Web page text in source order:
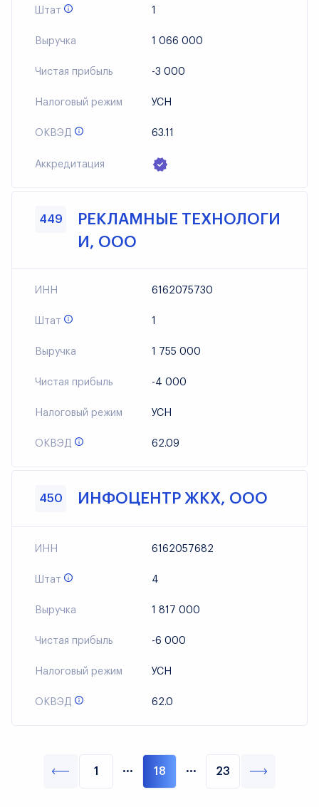
Штат 1
Выручка 1 066 000
Чистая прибыль -3 000
Налоговый режим УСН
ОКВЭД 63.11
Аккредитация
449
РЕКЛАМНЫЕ ТЕХНОЛОГИ
И, ООО
ИНН 6162075730
Штат 1
Выручка 1 755 000
Чистая прибыль -4 000
Налоговый режим УСН
ОКВЭД 62.09
450 ИНФОЦЕНТР ЖКХ, ООО
ИНН 6162057682
Штат 4
Выручка 1 817 000
Чистая прибыль -6 000
Налоговый режим УСН
ОКВЭД 62.0
1 ··· 18 ··· 23